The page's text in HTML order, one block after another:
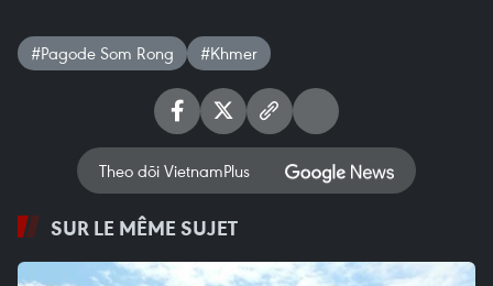
#Pagode Som Rong #Khmer
Theo dõi VietnamPlus
SUR LE MÊME SUJET